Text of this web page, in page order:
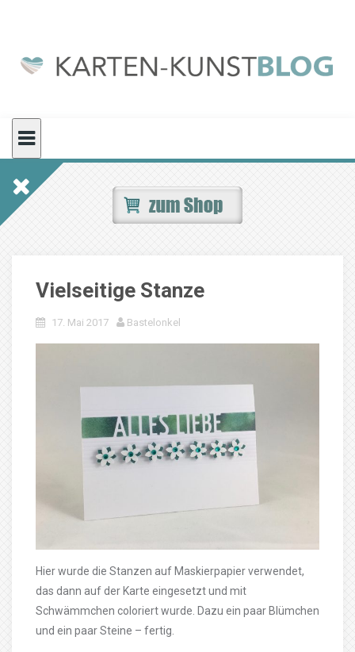
Vielseitige Stanze
17. Mai 2017 Bastelonkel
Hier wurde die Stanzen auf Maskierpapier verwendet,
das dann auf der Karte eingesetzt und mit
Schwämmchen coloriert wurde. Dazu ein paar Blümchen
und ein paar Steine – fertig.